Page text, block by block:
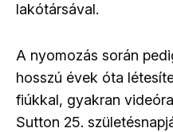
lakótársával.
A nyomozás során
hosszú évek óta
fiúkkal, gyakran
Sutton 25.